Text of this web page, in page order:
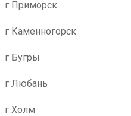
г Приморск
г Каменногорск
г Бугры
г Любань
г Холм